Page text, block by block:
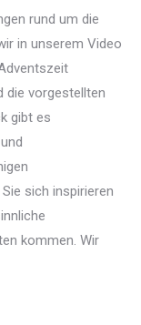
rund um die
in unserem Video
die vorgestellten
gibt es
sich inspirieren
kommen. Wir